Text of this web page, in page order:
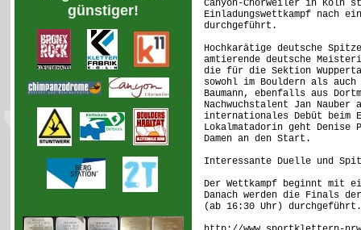
günstiger!
Canyon-Chorweiler in Köln
Einladungswettkampf nach
durchgeführt.
Hochkarätige deutsche
amtierende deutsche
die für die Sektion
sowohl im Bouldern als auch
Baumann, ebenfalls aus
Nachwuchstalent Jan
internationales Debüt beim
Lokalmatadorin geht Denise
Damen an den Start.
Interessante Duelle und
Der Wettkampf beginnt mit
Danach werden die Finals
(ab 16:30 Uhr)